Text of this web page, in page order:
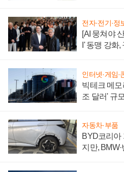
전자·전기·정
[AI 뭉쳐야
I' 동맹 강화,
인터넷·게임·
빅테크 메
조 달러' 규
자동차·부품
BYD코리아
지만,